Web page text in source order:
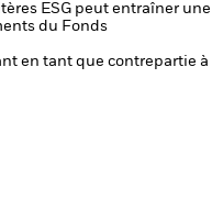
ESG peut entraîner une
du Fonds
en tant que contrepartie à